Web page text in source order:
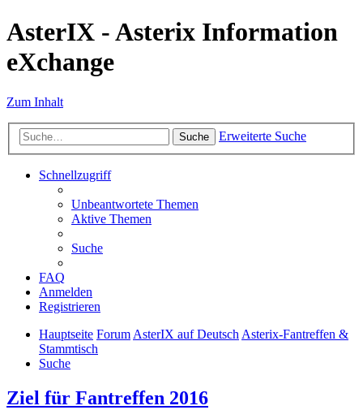
AsterIX - Asterix Information
eXchange
Zum Inhalt
Suche Erweiterte Suche
Schnellzugriff
Unbeantwortete Themen
Aktive Themen
Suche
FAQ
Anmelden
Registrieren
Hauptseite ForumAsterIX auf DeutschAsterix-Fantreffen &
Stammtisch
Suche
Ziel für Fantreffen 2016